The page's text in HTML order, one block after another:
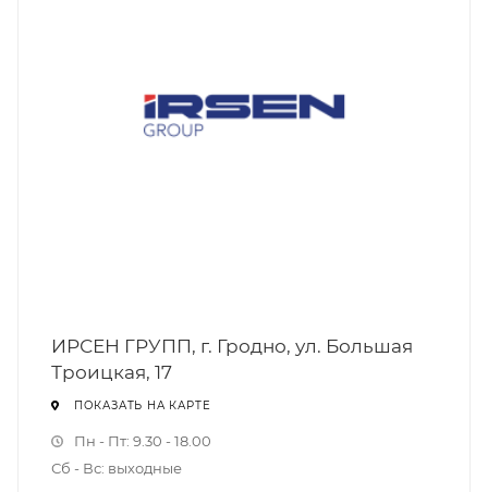
ИРСЕН ГРУПП, г. Гродно, ул. Большая
Троицкая, 17
ПОКАЗАТЬ НА КАРТЕ
Пн - Пт: 9.30 - 18.00
Сб - Вс: выходные